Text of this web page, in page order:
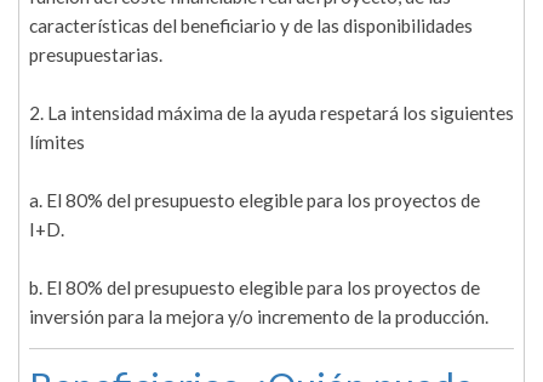
características del beneficiario y de las disponibilidades
presupuestarias.
2. La intensidad máxima de la ayuda respetará los siguientes
límites
a. El 80% del presupuesto elegible para los proyectos de
I+D.
b. El 80% del presupuesto elegible para los proyectos de
inversión para la mejora y/o incremento de la producción.